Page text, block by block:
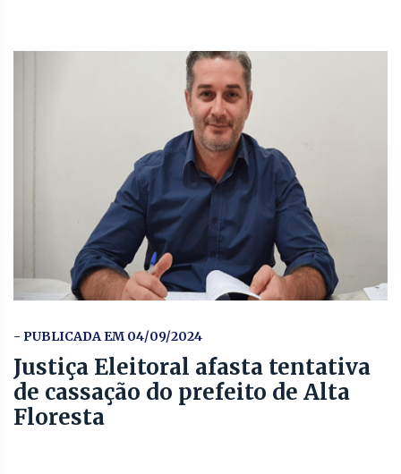
- PUBLICADA EM 04/09/2024
Justiça Eleitoral afasta tentativa
de cassação do prefeito de Alta
Floresta